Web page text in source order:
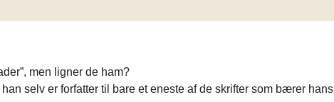
men ligner de ham?
selv er forfatter til bare et eneste af de skrifter som bærer hans